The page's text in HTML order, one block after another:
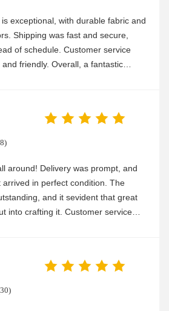
exceptional, with durable fabric and
Shipping was fast and secure,
of schedule. Customer service
friendly. Overall, a fantastic
around! Delivery was prompt, and
arrived in perfect condition. The
and it sevident that great
into crafting it. Customer service